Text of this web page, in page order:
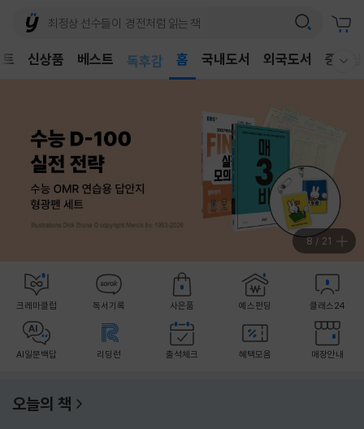
신상품 베스트
독후감
홈 국내도서 외국도서 중고샵
9 / 21
크레마클럽 독서기록 사은품 예스펀딩 클래스24
AI일문백답 리딩런 출석체크 혜택모음 매장안내
오늘의 책